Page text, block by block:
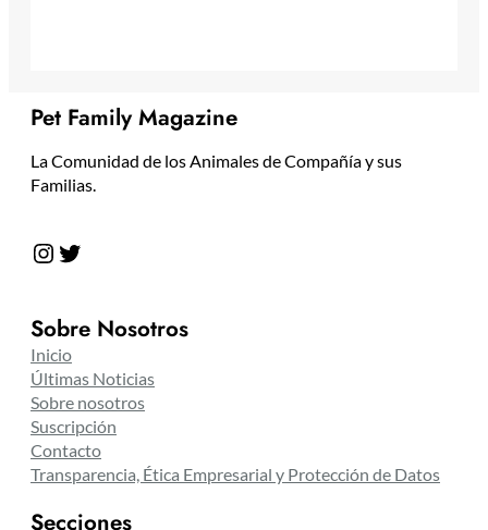
Pet Family Magazine
La Comunidad de los Animales de Compañía y sus
Familias.
Instagram Twitter
Sobre Nosotros
Inicio
Últimas Noticias
Sobre nosotros
Suscripción
Contacto
Transparencia, Ética Empresarial y Protección de Datos
Secciones